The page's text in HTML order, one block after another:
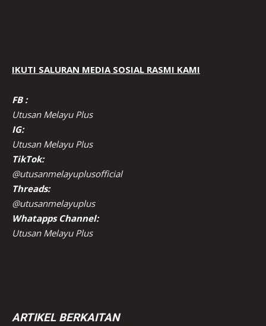
IKUTI SALURAN MEDIA SOSIAL RASMI KAMI
FB :
Utusan Melayu Plus
IG:
Utusan Melayu Plus
TikTok:
@utusanmelayuplusofficial
Threads:
@utusanmelayuplus
Whatapps Channel:
Utusan Melayu Plus
ARTIKEL BERKAITAN